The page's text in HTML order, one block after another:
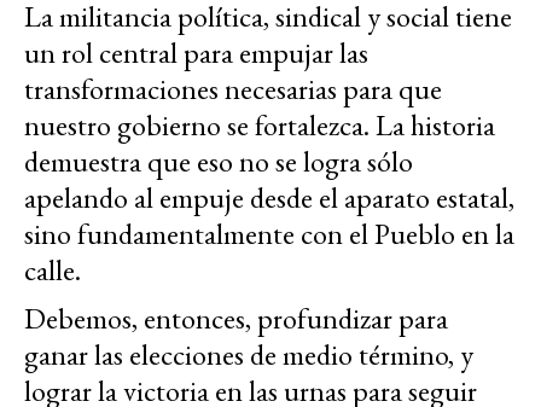
La militancia política, sindical y social tiene
un rol central para empujar las
transformaciones necesarias para que
nuestro gobierno se fortalezca. La historia
demuestra que eso no se logra sólo
apelando al empuje desde el aparato estatal,
sino fundamentalmente con el Pueblo en la
calle.
Debemos, entonces, profundizar para
ganar las elecciones de medio término, y
lograr la victoria en las urnas para seguir